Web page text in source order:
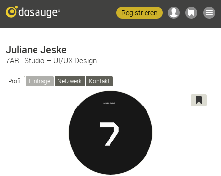
Registrieren
Juliane Jeske
7ART.Studio – UI/UX Design
Profil Einträge Netzwerk Kontakt